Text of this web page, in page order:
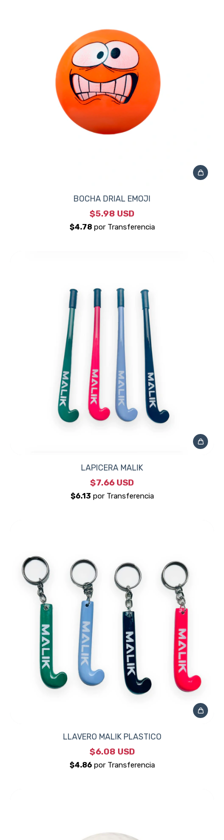
BOCHA DRIAL EMOJI
$5.98 USD
LAPICERA MALIK
$7.66 USD
LLAVERO MALIK PLASTICO
$6.08 USD